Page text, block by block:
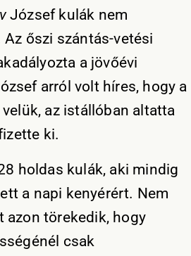
József kulák nem
őszi szántás-vetési
a jövőévi
arról volt híres, hogy a
az istállóban altatta
ki.
holdas kulák, aki mindig
a napi kenyérért. Nem
azon törekedik, hogy
csak